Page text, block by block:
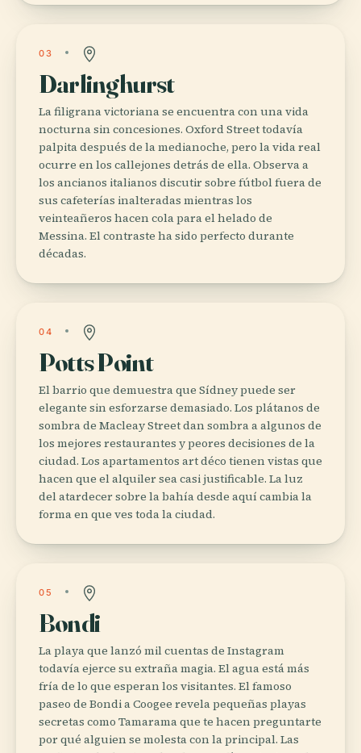
03
Darlinghurst
La filigrana victoriana se encuentra con una vida
nocturna sin concesiones. Oxford Street todavía
palpita después de la medianoche, pero la vida real
ocurre en los callejones detrás de ella. Observa a
los ancianos italianos discutir sobre fútbol fuera de
sus cafeterías inalteradas mientras los
veinteañeros hacen cola para el helado de
Messina. El contraste ha sido perfecto durante
décadas.
04
Potts Point
El barrio que demuestra que Sídney puede ser
elegante sin esforzarse demasiado. Los plátanos de
sombra de Macleay Street dan sombra a algunos de
los mejores restaurantes y peores decisiones de la
ciudad. Los apartamentos art déco tienen vistas que
hacen que el alquiler sea casi justificable. La luz
del atardecer sobre la bahía desde aquí cambia la
forma en que ves toda la ciudad.
05
Bondi
La playa que lanzó mil cuentas de Instagram
todavía ejerce su extraña magia. El agua está más
fría de lo que esperan los visitantes. El famoso
paseo de Bondi a Coogee revela pequeñas playas
secretas como Tamarama que te hacen preguntarte
por qué alguien se molesta con la principal. Las